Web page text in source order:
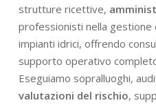
strutture ricettive,
professionisti nella gestione
impianti idrici, offrendo
supporto operativo
Eseguiamo sopralluoghi,
valutazioni del rischio,